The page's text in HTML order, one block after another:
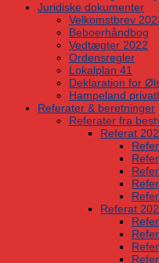
Juridiske dokumenter
Velkomstbrev
Beboerhåndbog
Vedtægter 2022
Ordensregler
Lokalplan 41
Deklaration for
Hampeland
Referater & beretninger
Referater fra
Referat
Referat